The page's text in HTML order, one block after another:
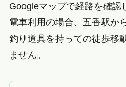
Googleマップで経路を確認
電車利用の場合、五香駅か
釣り道具を持っての徒歩移
ません。